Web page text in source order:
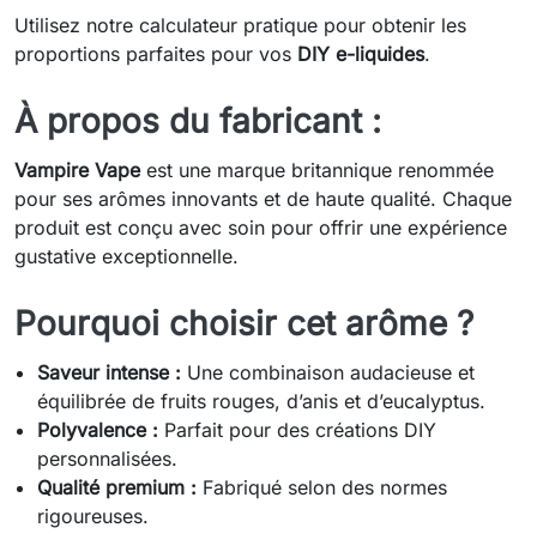
Utilisez notre calculateur pratique pour obtenir les
proportions parfaites pour vos DIY e-liquides.
À propos du fabricant :
Vampire Vapeest une marque britannique renommée
pour ses arômes innovants et de haute qualité. Chaque
produit est conçu avec soin pour offrir une expérience
gustative exceptionnelle.
Pourquoi choisir cet arôme ?
Saveur intense : Une combinaison audacieuse et
équilibrée de fruits rouges, d’anis et d’eucalyptus.
Polyvalence : Parfait pour des créations DIY
personnalisées.
Qualité premium : Fabriqué selon des normes
rigoureuses.